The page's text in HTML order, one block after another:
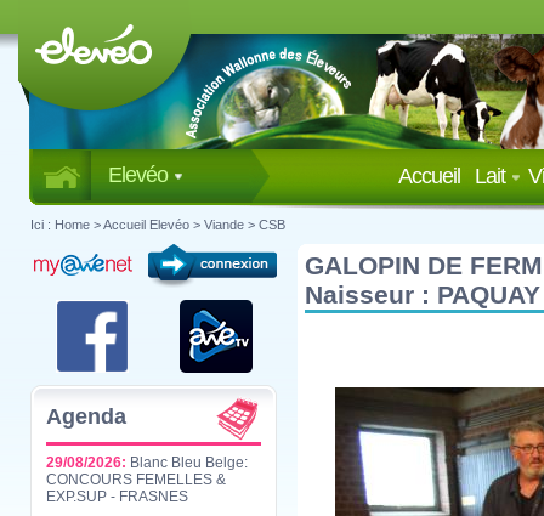
Elevéo Lait
Accueil
Ici : Home >Accueil Elevéo > Viande > CSB
Agenda
29/08/2026: Blanc Bleu Belge:
CONCOURS FEMELLES &
EXP.SUP - FRASNES
GALOPIN DE
Naisseur :